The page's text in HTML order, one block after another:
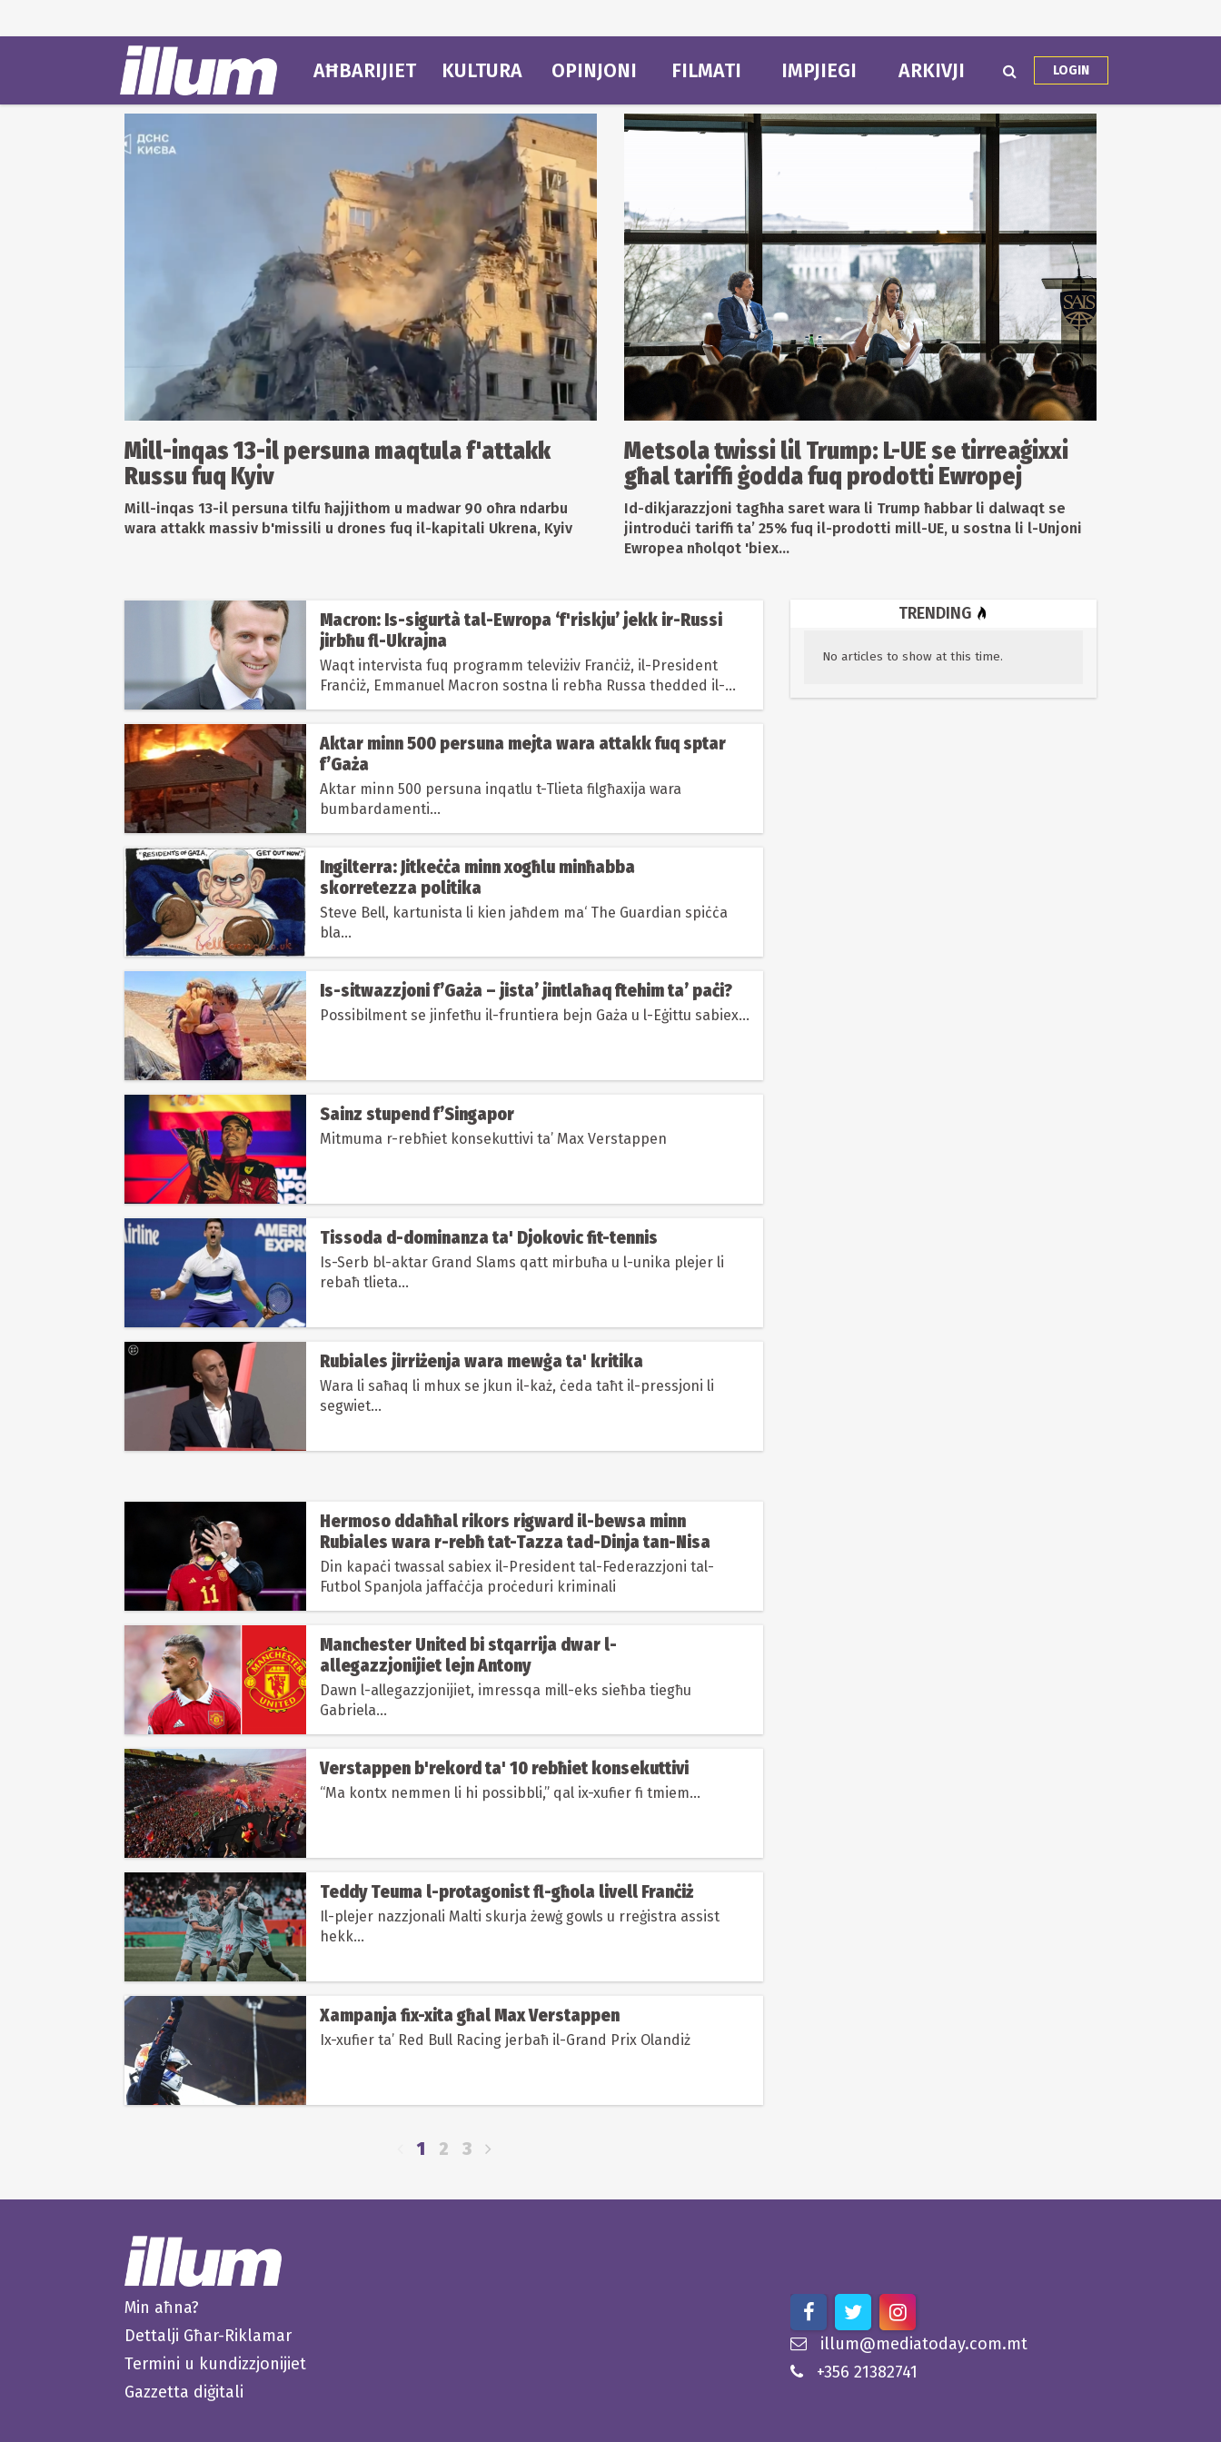
AĦBARIJIET KULTURA OPINJONI FILMATI IMPJIEGI ARKIVJI LOGIN
Mill-inqas 13-il persuna maqtula f'attakk
Russu fuq Kyiv
Mill-inqas 13-il persuna tilfu ħajjithom u madwar 90 oħra ndarbu
wara attakk massiv b'missili u drones fuq il-kapitali Ukrena, Kyiv
Metsola twissi lil Trump: L-UE se tirreaġixxi
għal tariffi ġodda fuq prodotti Ewropej
Id-dikjarazzjoni tagħha saret wara li Trump ħabbar li dalwaqt se
jintroduċi tariffi ta’ 25% fuq il-prodotti mill-UE, u sostna li l-Unjoni
Ewropea nħolqot 'biex...
Macron: Is-sigurtà tal-Ewropa ‘f'riskju’ jekk ir-Russi
jirbħu fl-Ukrajna
Waqt intervista fuq programm televiżiv Franċiż, il-President
Franċiż, Emmanuel Macron sostna li rebħa Russa thedded il-
kredibilità...
Aktar minn 500 persuna mejta wara attakk fuq sptar
f’Gaża
Aktar minn 500 persuna inqatlu t-Tlieta filgħaxija wara
bumbardamenti...
Ingilterra: Jitkeċċa minn xogħlu minħabba
skorretezza politika
Steve Bell, kartunista li kien jaħdem ma‘ The Guardian spiċċa
bla...
Is-sitwazzjoni f’Gaża – jista’ jintlaħaq ftehim ta’ paċi?
Possibilment se jinfetħu il-fruntiera bejn Gaża u l-Eġittu sabiex...
Sainz stupend f’Singapor
Mitmuma r-rebħiet konsekuttivi ta’ Max Verstappen
Tissoda d-dominanza ta' Djokovic fit-tennis
Is-Serb bl-aktar Grand Slams qatt mirbuħa u l-unika plejer li
rebaħ tlieta...
Rubiales jirriżenja wara mewġa ta' kritika
Wara li saħaq li mhux se jkun il-każ, ċeda taħt il-pressjoni li
segwiet...
Hermoso ddaħħal rikors rigward il-bewsa minn
Rubiales wara r-rebħ tat-Tazza tad-Dinja tan-Nisa
Din kapaċi twassal sabiex il-President tal-Federazzjoni tal-
Futbol Spanjola jaffaċċja proċeduri kriminali
Manchester United bi stqarrija dwar l-
allegazzjonijiet lejn Antony
Dawn l-allegazzjonijiet, imressqa mill-eks sieħba tiegħu
Gabriela...
Verstappen b'rekord ta' 10 rebħiet konsekuttivi
“Ma kontx nemmen li hi possibbli,” qal ix-xufier fi tmiem...
Teddy Teuma l-protagonist fl-għola livell Franċiż
Il-plejer nazzjonali Malti skurja żewġ gowls u rreġistra assist
hekk...
Xampanja fix-xita għal Max Verstappen
Ix-xufier ta’ Red Bull Racing jerbaħ il-Grand Prix Olandiż
1 2 3
TRENDING
Min aħna?
Dettalji Għar-Riklamar
Termini u kundizzjonijiet
Gazzetta diġitali
illum@mediatoday.com.mt
+356 21382741